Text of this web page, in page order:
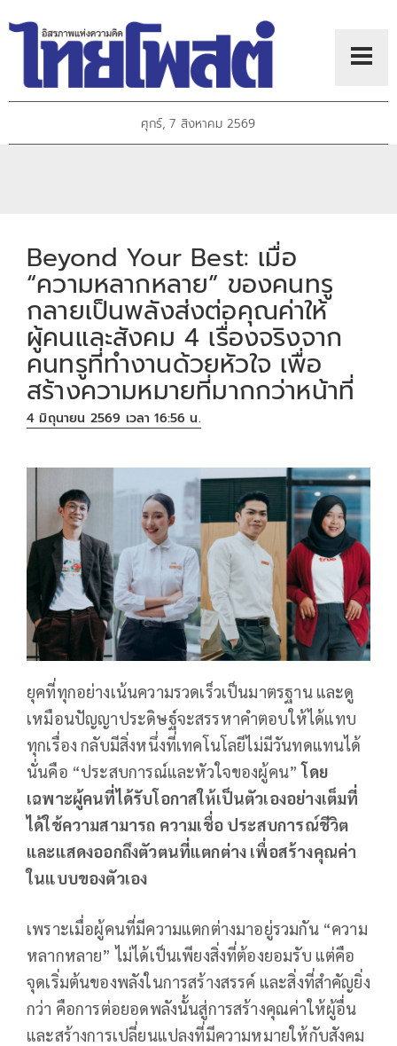
ศุกร์, 7 สิงหาคม 2569
Beyond Your Best: เมื่อ
“ความหลากหลาย” ของคนทรู
กลายเป็นพลังส่งต่อคุณค่าให้
ผู้คนและสังคม 4 เรื่องจริงจาก
คนทรูที่ทำงานด้วยหัวใจ เพื่อ
สร้างความหมายที่มากกว่าหน้าที่
4 มิถุนายน 2569 เวลา 16:56 น.
ยุคที่ทุกอย่างเน้นความรวดเร็วเป็นมาตรฐาน และดู
เหมือนปัญญาประดิษฐ์จะสรรหาคำตอบให้ได้แทบ
ทุกเรื่อง กลับมีสิ่งหนึ่งที่เทคโนโลยีไม่มีวันทดแทนได้
นั่นคือ “ประสบการณ์และหัวใจของผู้คน” โดย
เฉพาะผู้คนที่ได้รับโอกาสให้เป็นตัวเองอย่างเต็มที่
ได้ใช้ความสามารถ ความเชื่อ ประสบการณ์ชีวิต
และแสดงออกถึงตัวตนที่แตกต่าง เพื่อสร้างคุณค่า
ในแบบของตัวเอง
เพราะเมื่อผู้คนที่มีความแตกต่างมาอยู่รวมกัน “ความ
หลากหลาย” ไม่ได้เป็นเพียงสิ่งที่ต้องยอมรับ แต่คือ
จุดเริ่มต้นของพลังในการสร้างสรรค์ และสิ่งที่สำคัญยิ่ง
กว่า คือการต่อยอดพลังนั้นสู่การสร้างคุณค่าให้ผู้อื่น
และสร้างการเปลี่ยนแปลงที่มีความหมายให้กับสังคม